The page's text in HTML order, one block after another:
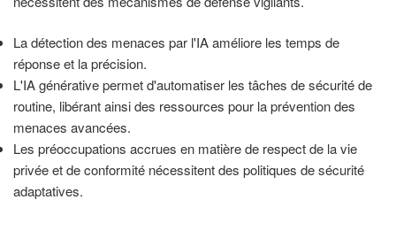
La détection des menaces par l'IA améliore les temps de
réponse et la précision.
L'IA générative permet d'automatiser les tâches de sécurité de
routine, libérant ainsi des ressources pour la prévention des
menaces avancées.
Les préoccupations accrues en matière de respect de la vie
privée et de conformité nécessitent des politiques de sécurité
adaptatives.